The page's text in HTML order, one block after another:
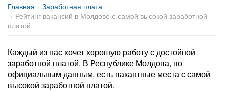
Главная
Заработная плата
Рейтинг вакансий в Молдове с самой высокой заработной
платой
Каждый из нас хочет хорошую работу с достойной
заработной платой. В Республике Молдова, по
официальным данным, есть вакантные места с самой
высокой заработной платой.